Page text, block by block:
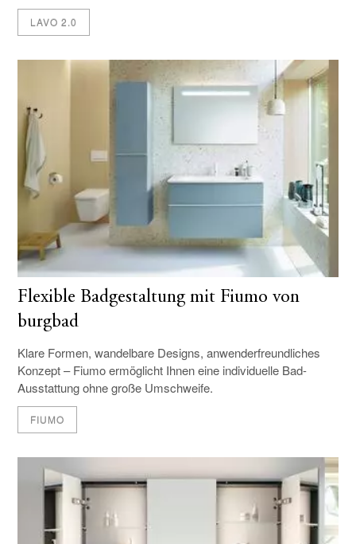
LAVO 2.0
Flexible Badgestaltung mit Fiumo von
burgbad
Klare Formen, wandelbare Designs, anwenderfreundliches
Konzept – Fiumo ermöglicht Ihnen eine individuelle Bad-
Ausstattung ohne große Umschweife.
FIUMO